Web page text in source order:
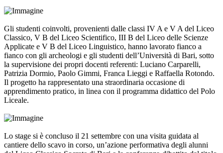
Gli studenti coinvolti, provenienti dalle classi IV A e V A del Liceo
Classico, V B del Liceo Scientifico, III B del Liceo delle Scienze
Applicate e V B del Liceo Linguistico, hanno lavorato fianco a
fianco con gli archeologi e gli studenti dell’Università di Bari, sotto
la supervisione dei propri docenti referenti: Luciano Carparelli,
Patrizia Dormio, Paolo Gimmi, Franca Lieggi e Raffaella Rotondo.
Il progetto ha rappresentato una straordinaria occasione di
apprendimento pratico, in linea con il programma didattico del Polo
Liceale.
Lo stage si è concluso il 21 settembre con una visita guidata al
cantiere dello scavo in corso, un’azione performativa degli alunni